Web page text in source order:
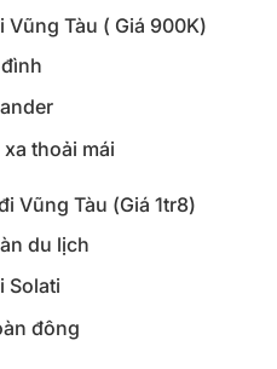
Vũng Tàu ( Giá 900K)
thoải mái
Vũng Tàu (Giá 1tr8)
du lịch
Solati
đông